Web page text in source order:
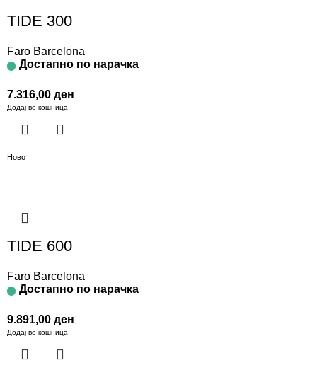
TIDE 300
Faro Barcelona
Достапно по нарачка
7.316,00 ден
Додај во кошница
Ново
TIDE 600
Faro Barcelona
Достапно по нарачка
9.891,00 ден
Додај во кошница